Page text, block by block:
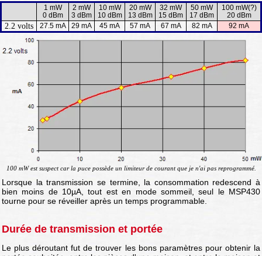
1 mW
0 dBm
2 mW
3 dBm
10 mW
10 dBm
20 mW
13 dBm
32 mW
15 dBm
50 mW
17 dBm
100 mW(?)
20 dBm
2.2 volts 27.5 mA 29 mA 45 mA 57 mA 67 mA 82 mA 92 mA
100 mW est suspect car la puce possède un limiteur de courant que je n'ai pas reprogrammé.
Lorsque la transmission se termine, la consommation redescend à
bien moins de 10µA, tout est en mode sommeil, seul le MSP430
tourne pour se réveiller après un temps programmable.
Durée de transmission et portée
Le plus déroutant fut de trouver les bons paramètres pour obtenir la